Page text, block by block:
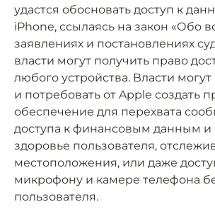
удастся обосновать доступ к
iPhone, ссылаясь на закон «Обо
заявлениях и постановлениях
власти могут получить право
любого устройства. Власти
и потребовать от Apple создать
обеспечение для перехвата
доступа к финансовым данным
здоровье пользователя,
местоположения, или даже
микрофону и камере телефона
пользователя.